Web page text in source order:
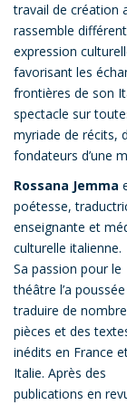
travail de création
rassemble
expression
favorisant les
frontières de son
spectacle sur
myriade de récits,
fondateurs d’une
Rossana Jemma
poétesse,
enseignante et
culturelle italienne.
Sa passion pour le
théâtre l’a
traduire de
pièces et des
inédits en France
Italie. Après des
publications en